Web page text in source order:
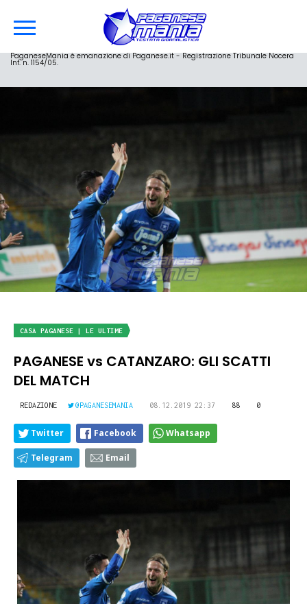
PaganeseMania è emanazione di Paganese.it - Registrazione Tribunale Nocera
Inf. n. 1154/05.
CASA PAGANESE | LE ULTIME
PAGANESE vs CATANZARO: GLI SCATTI
DEL MATCH
REDAZIONE @PAGANESEMANIA 08.12.2019 22:37 88 0
Twitter Facebook Whatsapp
Telegram Email